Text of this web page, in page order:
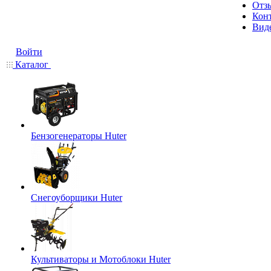
Войти
Каталог
Бензогенераторы Huter
Снегоуборщики Huter
Культиваторы и Мотоблоки Huter